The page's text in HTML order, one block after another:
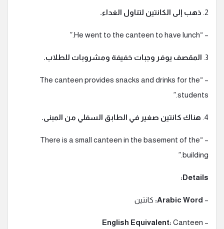
2. ذهب إلى الكانتين لتناول الغداء.
– “He went to the canteen to have lunch.”
3. المقصف يوفر وجبات خفيفة ومشروبات للطلاب.
– “The canteen provides snacks and drinks for the
students.”
4. هناك كانتين صغير في الطابق السفلي من المبنى.
– “There is a small canteen in the basement of the
building.”
Details:
–
Arabic Word: كانتين
–
English Equivalent: Canteen